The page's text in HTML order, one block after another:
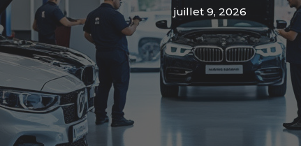
juillet 9, 2026